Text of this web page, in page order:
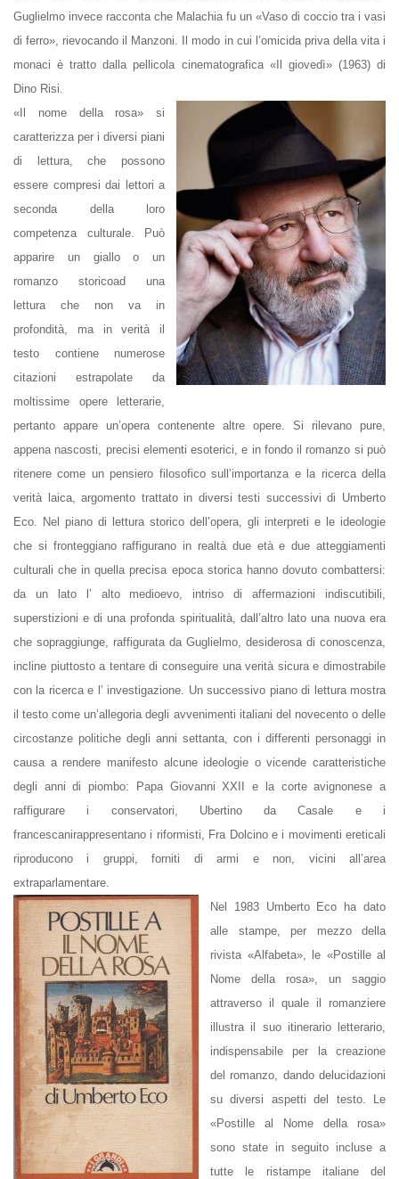
Guglielmo invece racconta che Malachia fu un «Vaso di coccio tra i vasi
di ferro», rievocando il Manzoni. Il modo in cui l’omicida priva della vita i
monaci è tratto dalla pellicola cinematografica «Il giovedì» (1963) di
Dino Risi.
«Il nome della rosa» si
caratterizza per i diversi piani
di lettura, che possono
essere compresi dai lettori a
seconda della loro
competenza culturale. Può
apparire un gialloo un
romanzo storicoad una
lettura che non va in
profondità, ma in verità il
testo contiene numerose
citazioni estrapolate da
moltissime opere letterarie,
pertanto appare un’opera contenente altre opere. Si rilevano pure,
appena nascosti, precisi elementiesoterici, e in fondo il romanzo si può
ritenere come un pensiero filosofico sull’importanza e la ricerca della
verità
laica, argomento trattato in diversi testi successivi di Umberto
Eco. Nel piano di lettura storico dell’opera, gli interpreti e le ideologie
che si fronteggiano raffigurano in realtà due età e due atteggiamenti
culturali che in quella precisa epoca storica hanno dovuto combattersi:
da un lato l’ alto medioevo , intriso di affermazioni indiscutibili,
superstizioni e di una profonda spiritualità, dall’altro lato una nuova era
che sopraggiunge, raffigurata da Guglielmo, desiderosa di conoscenza,
incline piuttosto a tentare di conseguire una verità sicura e dimostrabile
con la ricerca e l’ investigazione. Un successivo piano di lettura mostra
il testo come un’allegoria degli avvenimenti italiani del novecento o delle
circostanze politiche degli anni settanta , con i differenti personaggi in
causa a rendere manifesto alcune ideologie o vicende caratteristiche
degli anni di piombo: Papa Giovanni XXII e la corte avignonese a
raffigurare i conservatori, Ubertino da Casale e i
francescanirappresentano i riformisti, Fra Dolcino e i movimenti ereticali
riproducono i gruppi, forniti di armi e non, vicini all’area
extraparlamentare.
Nel 1983 Umberto Eco ha dato
alle stampe, per mezzo della
rivista «Alfabeta», le «Postille al
Nome della rosa», un saggio
attraverso il quale il romanziere
illustra il suo itinerario letterario,
indispensabile per la creazione
del romanzo, dando delucidazioni
su diversi aspetti del testo. Le
«Postille al Nome della rosa»
sono state in seguito incluse a
tutte le ristampe italiane del